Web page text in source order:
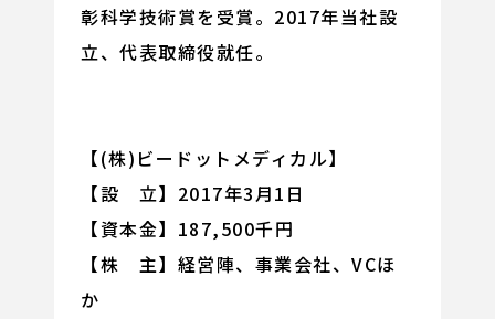
彰科学技術賞を受賞。2017年当社設
立、代表取締役就任。
【(株)ビードットメディカル】
【設 立】2017年3月1日
【資本金】187,500千円
【株 主】経営陣、事業会社、VCほ
か